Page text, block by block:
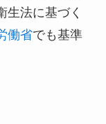
生法に基づく
働省でも基準